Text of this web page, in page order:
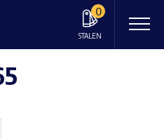
0
STALEN